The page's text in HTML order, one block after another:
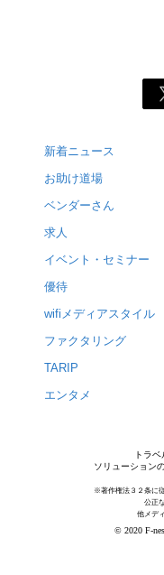
新着ニュース
お助け道場
ベンダーさん
求人
イベント・セミナー
優待
wifiメディアスタイル
ファクタリング
TARIP
エンタメ
トラ
ソリューション
※著作権法３２条に
公正
他メデ
© 2020 F-